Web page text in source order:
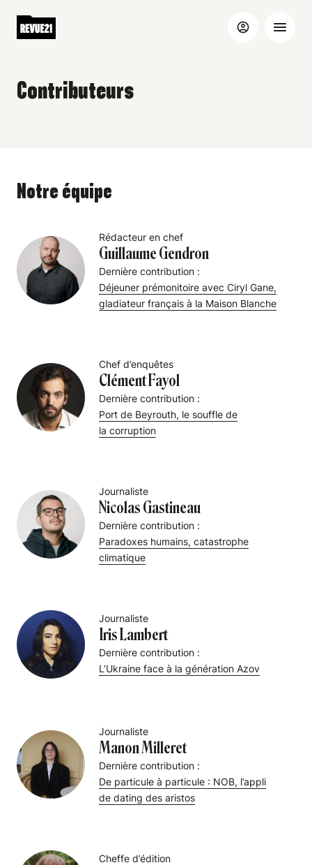
Contributeurs
Notre équipe
Rédacteur en chef
Guillaume Gendron
Dernière contribution :
Déjeuner prémonitoire avec Ciryl Gane,
gladiateur français à la Maison Blanche
Chef d’enquêtes
Clément Fayol
Dernière contribution :
Port de Beyrouth, le souffle de
la corruption
Journaliste
Nicolas Gastineau
Dernière contribution :
Paradoxes humains, catastrophe
climatique
Journaliste
Iris Lambert
Dernière contribution :
L’Ukraine face à la génération Azov
Journaliste
Manon Milleret
Dernière contribution :
De particule à particule : NOB, l’appli
de dating des aristos
Cheffe d’édition